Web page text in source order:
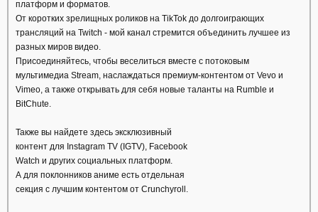
платформ и форматов.
От коротких зрелищных роликов на TikTok до долгоиграющих
трансляций на Twitch - мой канал стремится объединить лучшее из
разных миров видео.
Присоединяйтесь, чтобы веселиться вместе с потоковым
мультимедиа Stream, наслаждаться премиум-контентом от Vevo и
Vimeo, а также открывать для себя новые таланты на Rumble и
BitChute.
Также вы найдете здесь эксклюзивный
контент для Instagram TV (IGTV), Facebook
Watch и других социальных платформ.
А для поклонников аниме есть отдельная
секция с лучшим контентом от Crunchyroll.